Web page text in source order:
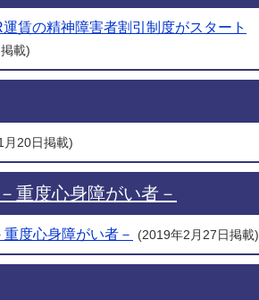
賃の精神障害者割引制度がスタート
載)
月20日掲載)
重度心身障がい者－
度心身障がい者－ (2019年2月27日掲載)